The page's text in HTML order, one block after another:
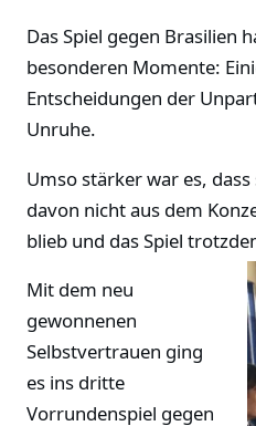
Das Spiel gegen Brasilien
besonderen Momente:
Entscheidungen der
Unruhe.
Umso stärker war es,
davon nicht aus dem
blieb und das Spiel
Mit dem neu
gewonnenen
Selbstvertrauen ging
es ins dritte
Vorrundenspiel gegen